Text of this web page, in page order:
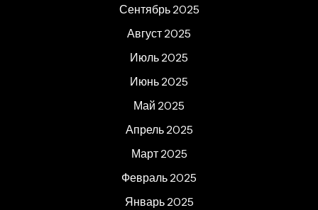
Сентябрь 2025
Август 2025
Июль 2025
Июнь 2025
Май 2025
Апрель 2025
Март 2025
Февраль 2025
Январь 2025